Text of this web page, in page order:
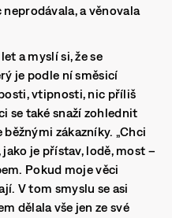
a věnovala
a myslí si, že se
je podle ní směsicí
vtipnosti, nic příliš
se také snaží zohlednit
zákazníky. „Chci
je přístav, lodě, most –
Pokud moje věci
V tom smyslu se asi
dělala vše jen ze své